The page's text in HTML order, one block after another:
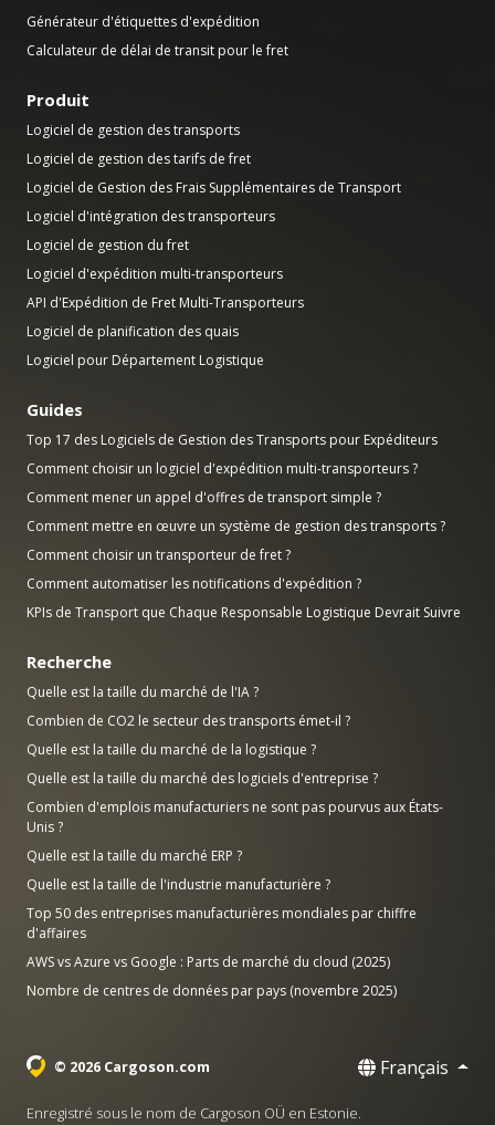
Générateur d'étiquettes d'expédition
Calculateur de délai de transit pour le fret
Produit
Logiciel de gestion des transports
Logiciel de gestion des tarifs de fret
Logiciel de Gestion des Frais Supplémentaires de Transport
Logiciel d'intégration des transporteurs
Logiciel de gestion du fret
Logiciel d'expédition multi-transporteurs
API d'Expédition de Fret Multi-Transporteurs
Logiciel de planification des quais
Logiciel pour Département Logistique
Guides
Top 17 des Logiciels de Gestion des Transports pour Expéditeurs
Comment choisir un logiciel d'expédition multi-transporteurs ?
Comment mener un appel d'offres de transport simple ?
Comment mettre en œuvre un système de gestion des transports ?
Comment choisir un transporteur de fret ?
Comment automatiser les notifications d'expédition ?
KPIs de Transport que Chaque Responsable Logistique Devrait Suivre
Recherche
Quelle est la taille du marché de l'IA ?
Combien de CO2 le secteur des transports émet-il ?
Quelle est la taille du marché de la logistique ?
Quelle est la taille du marché des logiciels d'entreprise ?
Combien d'emplois manufacturiers ne sont pas pourvus aux États-
Unis ?
Quelle est la taille du marché ERP ?
Quelle est la taille de l'industrie manufacturière ?
Top 50 des entreprises manufacturières mondiales par chiffre
d'affaires
AWS vs Azure vs Google : Parts de marché du cloud (2025)
Nombre de centres de données par pays (novembre 2025)
© 2026 Cargoson.com Français
Enregistré sous le nom de Cargoson OÜ en Estonie.